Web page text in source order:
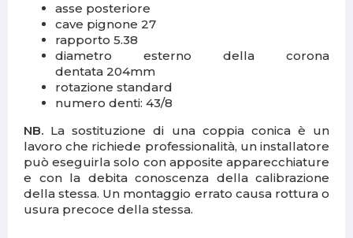
asse posteriore
cave pignone 27
rapporto 5.38
diametro esterno della corona
dentata 204mm
rotazione standard
numero denti: 43/8
NB. La sostituzione di una coppia conica è un
lavoro che richiede professionalità, un installatore
può eseguirla solo con apposite apparecchiature
e con la debita conoscenza della calibrazione
della stessa. Un montaggio errato causa rottura o
usura precoce della stessa.